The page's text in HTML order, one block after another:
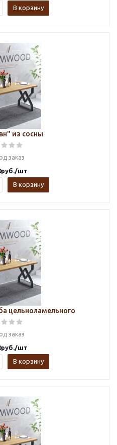
В корзину
из сосны
заказ
руб./шт
В корзину
цельноламельного
заказ
руб./шт
В корзину